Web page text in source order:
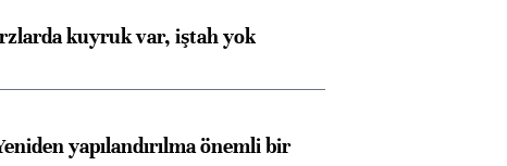
kuyruk var, iştah yok
yapılandırılma önemli bir